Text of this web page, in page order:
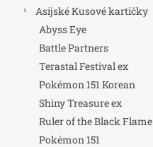
Asijské Kusové kartičky
Abyss Eye
Battle Partners
Terastal Festival ex
Pokémon 151 Korean
Shiny Treasure ex
Ruler of the Black Flame
Pokémon 151